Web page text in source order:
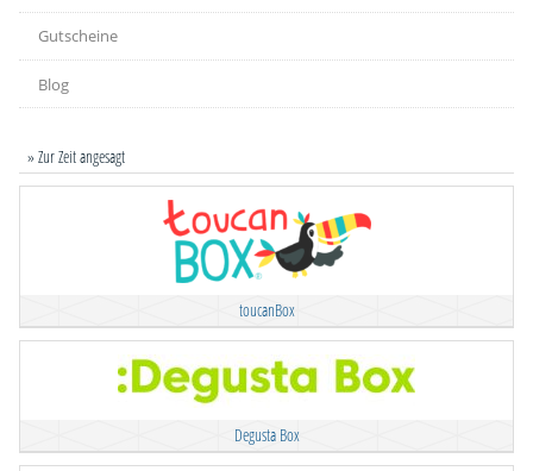
Gutscheine
Blog
» Zur Zeit angesagt
toucanBox
Degusta Box